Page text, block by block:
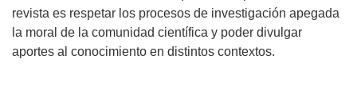
revista es respetar los procesos de investigación apegada
la moral de la comunidad científica y poder divulgar
aportes al conocimiento en distintos contextos.